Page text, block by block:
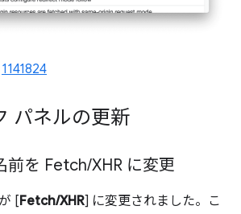
1141824
パネルの更新
前を Fetch/XHR に変更
[Fetch/XHR] に変更されました。こ